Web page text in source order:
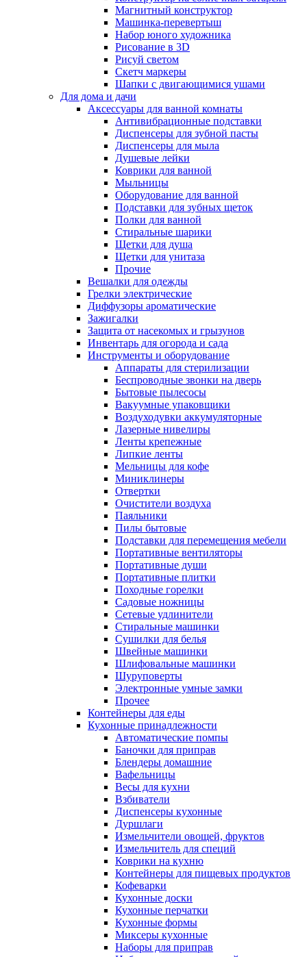
Магнитный конструктор
Машинка-перевертыш
Набор юного художника
Рисование в 3D
Рисуй светом
Скетч маркеры
Шапки с двигающимися ушами
Для дома и дачи
Аксессуары для ванной комнаты
Антивибрационные подставки
Диспенсеры для зубной пасты
Диспенсеры для мыла
Душевые лейки
Коврики для ванной
Мыльницы
Оборудование для ванной
Подставки для зубных щеток
Полки для ванной
Стиральные шарики
Щетки для душа
Щетки для унитаза
Прочие
Вешалки для одежды
Грелки электрические
Диффузоры ароматические
Зажигалки
Защита от насекомых и грызунов
Инвентарь для огорода и сада
Инструменты и оборудование
Аппараты для стерилизации
Беспроводные звонки на дверь
Бытовые пылесосы
Вакуумные упаковщики
Воздуходувки аккумуляторные
Лазерные нивелиры
Ленты крепежные
Липкие ленты
Мельницы для кофе
Миниклинеры
Отвертки
Очистители воздуха
Паяльники
Пилы бытовые
Подставки для перемещения мебели
Портативные вентиляторы
Портативные души
Портативные плитки
Походные горелки
Садовые ножницы
Сетевые удлинители
Стиральные машинки
Сушилки для белья
Швейные машинки
Шлифовальные машинки
Шуруповерты
Электронные умные замки
Прочее
Контейнеры для еды
Кухонные принадлежности
Автоматические помпы
Баночки для приправ
Блендеры домашние
Вафельницы
Весы для кухни
Взбиватели
Диспенсеры кухонные
Дуршлаги
Измельчители овощей, фруктов
Измельчитель для специй
Коврики на кухню
Контейнеры для пищевых продуктов
Кофеварки
Кухонные доски
Кухонные перчатки
Кухонные формы
Миксеры кухонные
Наборы для приправ